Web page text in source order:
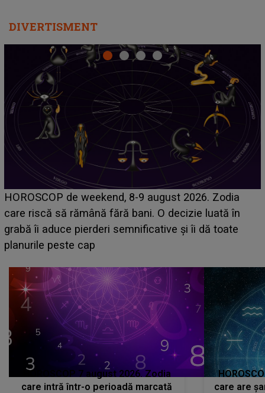
DIVERTISMENT
Emanuel a ținut ACEST DETALIU ASCUNS până
acum! În fața Alexandrei, concurentul din Casa Iubirii
face o MĂRTURISIRE NEAȘTEPTATĂ despre mama
sa: "I-am spus și ei în față, eu nu te iubesc pentru
HOROSCOP 7 august 2026. Zodia
care intră într-o perioadă marcată
care are